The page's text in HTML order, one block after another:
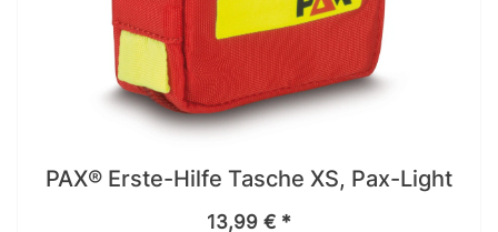
PAX® Erste-Hilfe Tasche XS, Pax-Light
13,99 € *